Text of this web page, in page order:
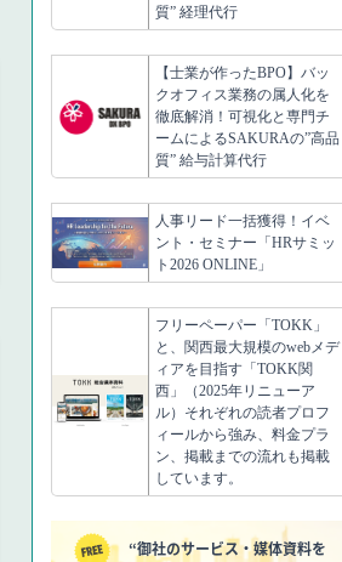
質” 経理代行
【士業が作ったBPO】バッ
クオフィス業務の属人化を
徹底解消！可視化と専門チ
ームによるSAKURAの”高品
質” 給与計算代行
人事リード一括獲得！イベ
ント・セミナー「HRサミッ
ト2026 ONLINE」
フリーペーパー「TOKK」
と、関西最大規模のwebメデ
ィアを目指す「TOKK関
西」（2025年リニューア
ル）それぞれの読者プロフ
ィールから強み、料金プラ
ン、掲載までの流れも掲載
しています。
“御社のサービス・媒体資料を